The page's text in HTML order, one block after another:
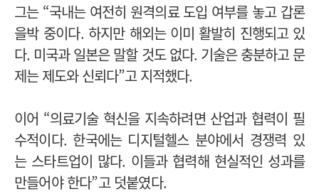
그는 “국내는 여전히 원격의료 도입 여부를 놓고 갑론
을박 중이다. 하지만 해외는 이미 활발히 진행되고 있
다. 미국과 일본은 말할 것도 없다. 기술은 충분하고 문
제는 제도와 신뢰다”고 지적했다.
이어 “의료기술 혁신을 지속하려면 산업과 협력이 필
수적이다. 한국에는 디지털헬스 분야에서 경쟁력 있
는 스타트업이 많다. 이들과 협력해 현실적인 성과를
만들어야 한다”고 덧붙였다.